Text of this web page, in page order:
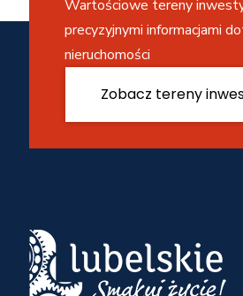
Wartościowe tereny
precyzyjnymi informacjami
nieruchomości
Zobacz tereny